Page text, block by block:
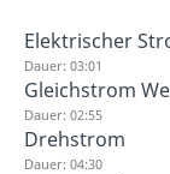
Elektrischer
Dauer: 03:01
Gleichstrom
Dauer: 02:55
Drehstrom
Dauer: 04:30